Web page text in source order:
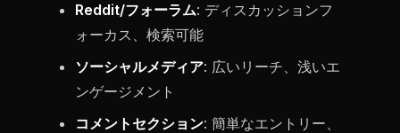
Reddit/フォーラム: ディスカッションフ
ォーカス、検索可能
ソーシャルメディア: 広いリーチ、浅いエ
ンゲージメント
コメントセクション: 簡単なエントリー、